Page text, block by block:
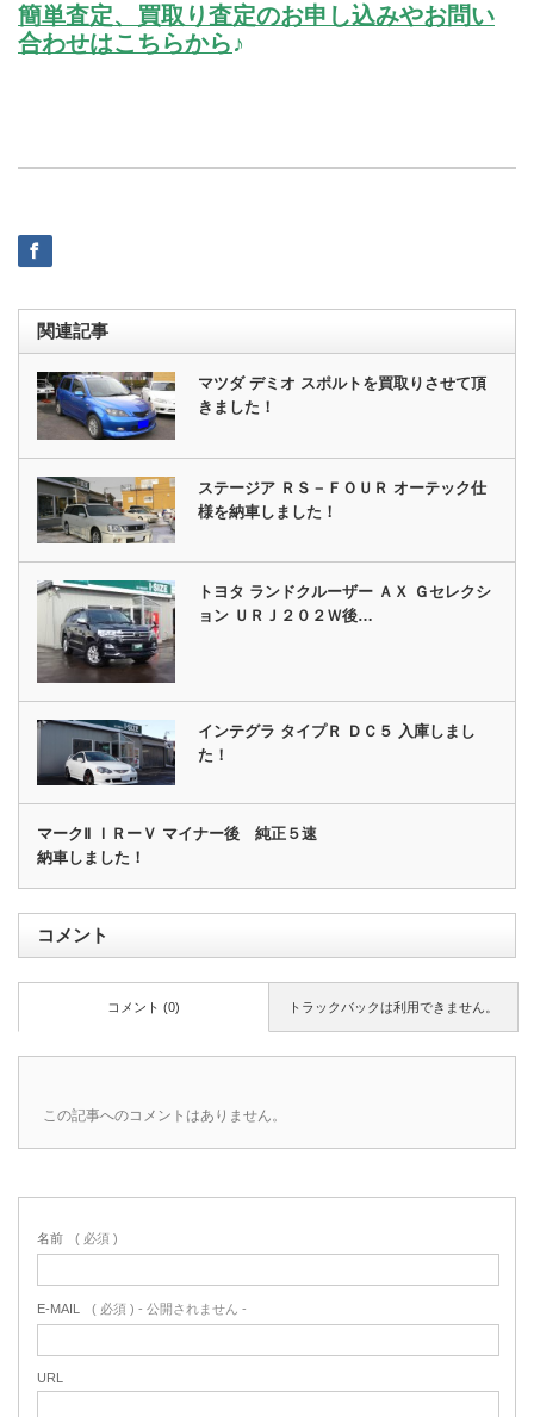
簡単査定、買取り査定のお申し込みやお問い
合わせはこちらから♪
関連記事
マツダ デミオ スポルトを買取りさせて頂
きました！
ステージア ＲＳ－ＦＯＵＲ オーテック仕
様を納車しました！
トヨタ ランドクルーザー ＡＸ Ｇセレクシ
ョン ＵＲＪ２０２Ｗ後…
インテグラ タイプＲ ＤＣ５ 入庫しまし
た！
マークⅡ ＩＲーＶ マイナー後 純正５速
納車しました！
コメント
トラックバックは利用できません。
コメント (0)
この記事へのコメントはありません。
名前 ( 必須 )
E-MAIL ( 必須 ) - 公開されません -
URL